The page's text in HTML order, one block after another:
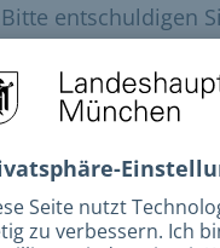
Bitte entschuldigen
Bitte versuchen Sie
entsprechende
Versuchen Sie